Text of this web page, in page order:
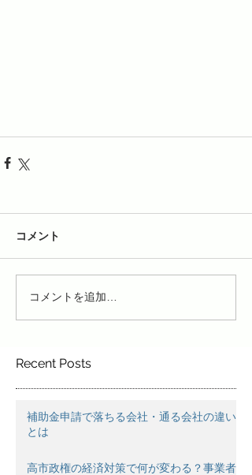
コメント
コメントを追加…
Recent Posts
補助金申請で落ちる会社・通る会社の違い
とは
高市政権の経済対策で何が変わる？事業者